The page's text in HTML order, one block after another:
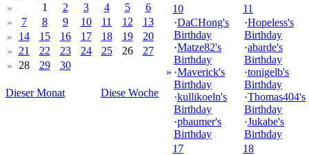
»
1 2 3 4 5
6
»
7 8 9 10 11 12
13
»
14 15 16 17 18 19
20
»
21 22 23 24 25 26
27
»
28 29 30
Dieser Monat Diese Woche
»
10
·DaCHong's
Birthday
·Matze82's
Birthday
·Maverick's
Birthday
·kullikoeln's
Birthday
·pbaumer's
Birthday
11
·Hopeless's
Birthday
·abarde's
Birthday
·tonigelb's
Birthday
·Thomas404's
Birthday
·Jukabe's
Birthday
17
18